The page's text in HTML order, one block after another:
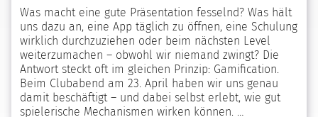
Was macht eine gute Präsentation fesselnd? Was hält
uns dazu an, eine App täglich zu öffnen, eine Schulung
wirklich durchzuziehen oder beim nächsten Level
weiterzumachen – obwohl wir niemand zwingt? Die
Antwort steckt oft im gleichen Prinzip: Gamification.
Beim Clubabend am 23. April haben wir uns genau
damit beschäftigt – und dabei selbst erlebt, wie gut
spielerische Mechanismen wirken können.